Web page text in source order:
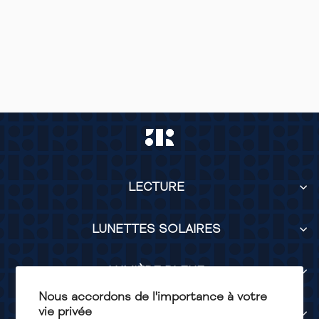
Nous accordons de l'importance à votre
vie privée
LECTURE
LUNETTES SOLAIRES
LUMIÈRE BLEUE